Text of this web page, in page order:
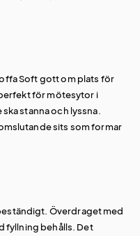
Soft gott om plats för
för mötesytor i
stanna och lyssna.
sits som formar
Överdraget med
fyllning behålls. Det